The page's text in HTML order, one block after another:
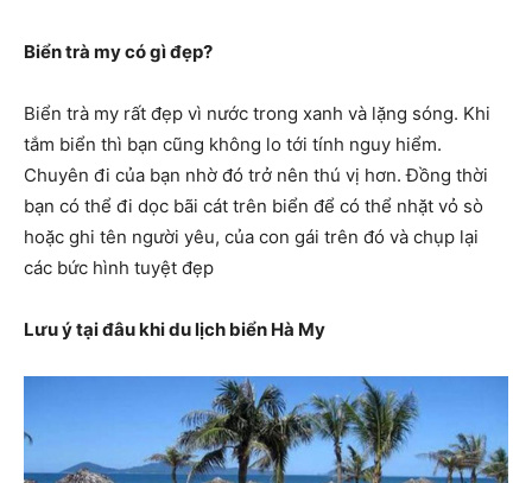
Biển trà my có gì đẹp?
Biển trà my rất đẹp vì nước trong xanh và lặng sóng. Khi
tắm biển thì bạn cũng không lo tới tính nguy hiểm.
Chuyên đi của bạn nhờ đó trở nên thú vị hơn. Đồng thời
bạn có thể đi dọc bãi cát trên biển để có thể nhặt vỏ sò
hoặc ghi tên người yêu, của con gái trên đó và chụp lại
các bức hình tuyệt đẹp
Lưu ý tại đâu khi du lịch biển Hà My